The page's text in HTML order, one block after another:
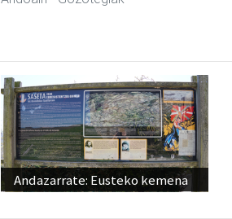
Andazarrate: Eusteko kemena